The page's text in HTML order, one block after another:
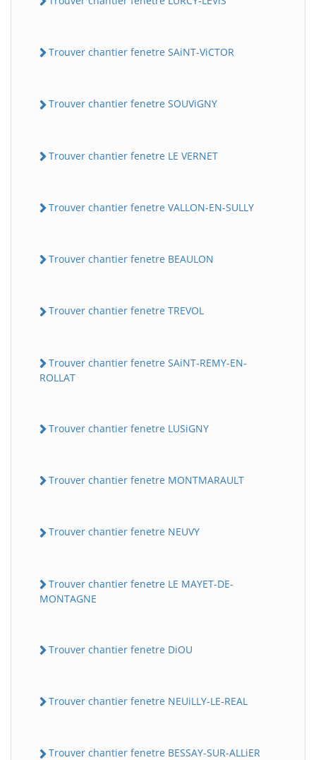
Trouver chantier fenetre SAiNT-ViCTOR
Trouver chantier fenetre SOUViGNY
Trouver chantier fenetre LE VERNET
Trouver chantier fenetre VALLON-EN-SULLY
Trouver chantier fenetre BEAULON
Trouver chantier fenetre TREVOL
Trouver chantier fenetre SAiNT-REMY-EN-
ROLLAT
Trouver chantier fenetre LUSiGNY
Trouver chantier fenetre MONTMARAULT
Trouver chantier fenetre NEUVY
Trouver chantier fenetre LE MAYET-DE-
MONTAGNE
Trouver chantier fenetre DiOU
Trouver chantier fenetre NEUiLLY-LE-REAL
Trouver chantier fenetre BESSAY-SUR-ALLiER